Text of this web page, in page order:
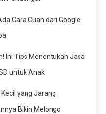
Cara Cuan dari Google
Ini Tips Menentukan Jasa
untuk Anak
yang Jarang
Bikin Melongo